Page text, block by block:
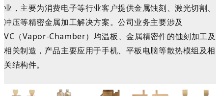
业，主要为消费电子等行业客户提供金属蚀刻、激光切割、
冲压等精密金属加工解决方案。公司业务主要涉及
VC（Vapor-Chamber）均温板、金属精密件的蚀刻加工及
相关制造，产品主要应用于手机、平板电脑等散热模组及相
关结构件。